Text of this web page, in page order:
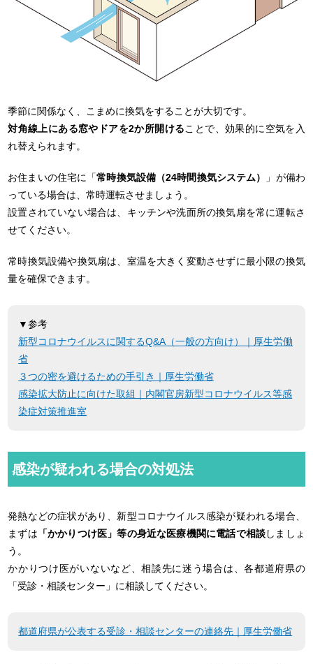
季節に関係なく、こまめに換気をすることが大切です。
対角線上にある窓やドアを2か所開けることで、効果的に空気を入
れ替えられます。
お住まいの住宅に「常時換気設備（24時間換気システム）
」が備わ
っている場合は、常時運転させましょう。
設置されていない場合は、キッチンや洗面所の換気扇を常に運転さ
せてください。
常時換気設備や換気扇は、室温を大きく変動させずに最小限の換気
量を確保できます。
▼参考
新型コロナウイルスに関するQ&A（一般の方向け）｜厚生労働
省
３つの密を避けるための手引き｜厚生労働省
感染拡大防止に向けた取組｜内閣官房新型コロナウイルス等感
染症対策推進室
感染が疑われる場合の対処法
発熱などの症状があり、新型コロナウイルス感染が疑われる場合、
まずは 「かかりつけ医」等の身近な医療機関に電話で相談しましょ
う。
かかりつけ医がいないなど、相談先に迷う場合は、各都道府県の
「受診・相談センター」に相談してください。
都道府県が公表する受診・相談センターの連絡先｜厚生労働省